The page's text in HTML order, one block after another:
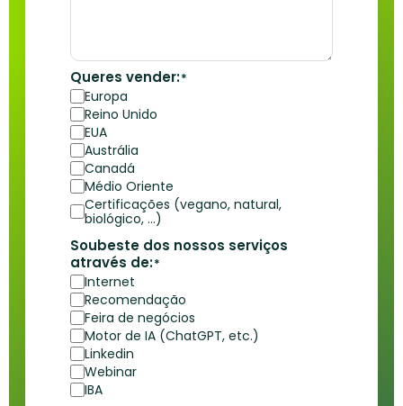
Queres vender:*
Europa
Reino Unido
EUA
Austrália
Canadá
Médio Oriente
Certificações (vegano, natural,
biológico, …)
Soubeste dos nossos serviços
através de:*
Internet
Recomendação
Feira de negócios
Motor de IA (ChatGPT, etc.)
Linkedin
Webinar
IBA